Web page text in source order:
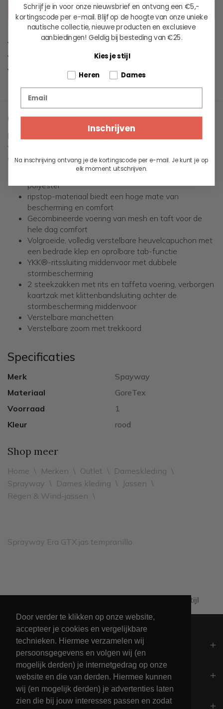
Door verder te klikken op onze website,
accepteer je cookies en vergelijkbare
technieken. Hiermee verzamelen wij
persoonsgegevens en volgen wij (en
mogelijk derden) je internetgedrag op onze
website en die van derden. Hiermee kunnen
wij (en mogelijk derden) je advertenties laten
zien die bij jouw interesses passen en zodat
KIES EEN OPTIE
Leveren binnen 2 werkdagen
Unieke collectie maritieme kleding
Al 60+ jaar passie voor maritieme levensstijl
Omschrijving
Lichtgewicht en duurzame GORE-TEX-shell ontworpen
voor wie op zoek is naar een jas die de seizoenen kan
doorstaan.
2-laags GORE-TEX 50D PFCec vrij gerecycled
polyester
ripstop-materiaal biedt een hoge mate van
bescherming en comfort
Gecombineerde voering van mesh en taft voor de
hele dag comfort
Volgroeide, volledig verstelbare heuvelcapuchon met
een bedrade klep en oprolbare tab-functie
YKK®-ritssluiting middenvoor met dubbele
stormbescherming
2 steekzakken met rits en taffeta voering, verborgen
kaartzak met klittenbandsluiting achter de
stormbescherming middenvoor
Verstelbare manchetten
Verstelbare zoom met trekkoord
Specificaties
Merk
Spayway
Materiaal
GoreTex
Voorraad
1
Kleur
rood
Shop meer
Home \ Merken \ Outlet \ Dameskleding \
Sprayway \ Dames kleding \ Jassen \
Regen & Wind-jassen \
Sprayway Era GTX jas tempranillo
Al 60+ jaar passie voor maritieme levensstijl
Algemeen
Contact
Openingstijden
Schrijf je in voor onze nieuwsbrief en ontvang een €5,-
kortingscode per e-mail. Blijf op de hoogte van onze unieke
nautische collectie, nieuwe producten en exclusieve
aanbiedingen! Geldig bij besteding van €25.
Kies je stijl
Tell us about your pets
Heren Dames
Inschrijven
Na inschrijving ontvang je de kortingscode per e-mail. Je kunt je op
elk moment uitschrijven.